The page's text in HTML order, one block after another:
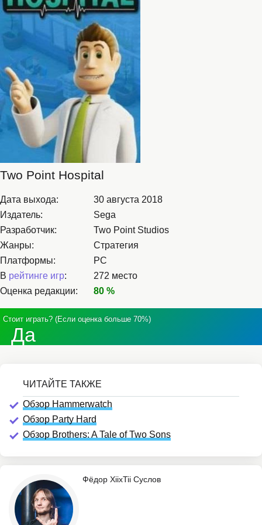
Two Point Hospital
Дата выхода:
30 августа 2018
Издатель:
Sega
Разработчик:
Two Point Studios
Жанры:
Стратегия
Платформы:
PC
В рейтинге игр:
272 место
Оценка редакции:
80 %
Стоит играть? (Если оценка больше 70%)
Да
Обзор Hammerwatch
Обзор Party Hard
Обзор Brothers: A Tale of Two Sons
Фёдор XiixTii Суслов